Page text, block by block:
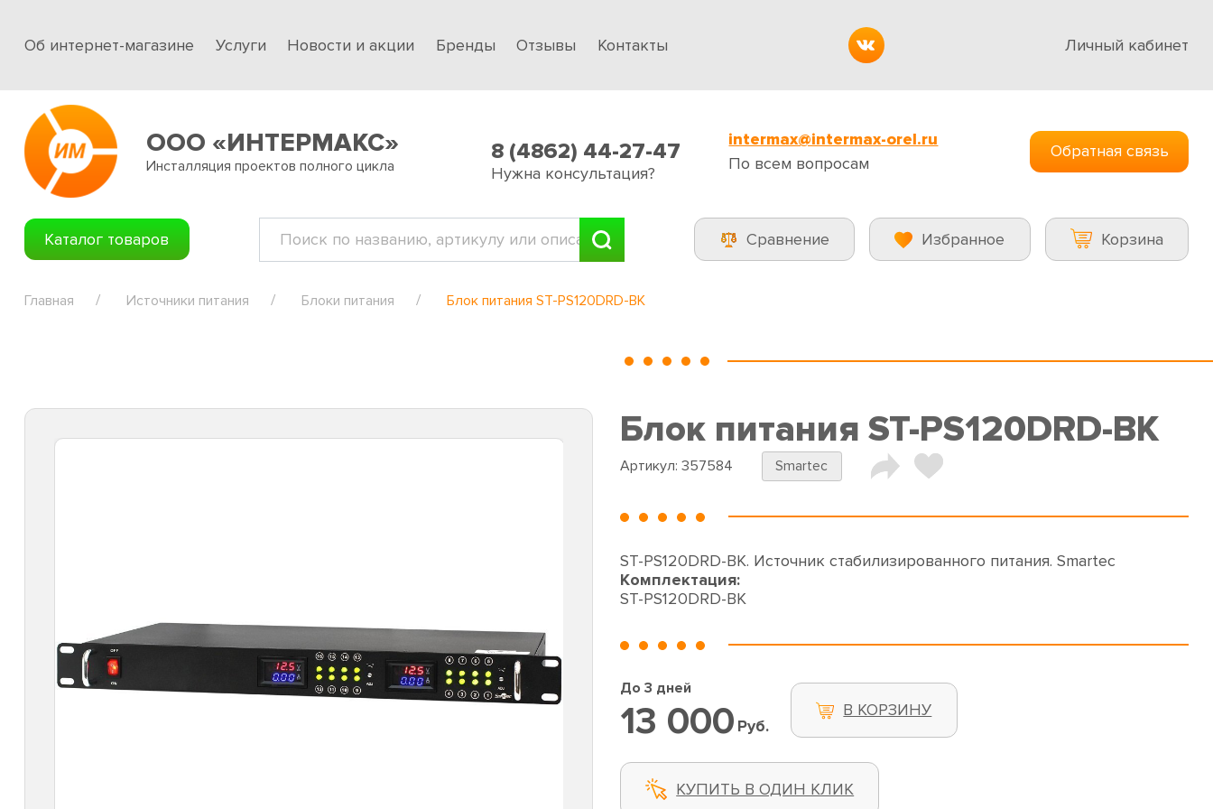
Об интернет-магазине Услуги Новости и акции Бренды Отзывы Контакты Личный кабинет
ООО «ИНТЕРМАКС»
Инсталляция проектов полного цикла
8 (4862) 44-27-47
Нужна консультация?
intermax@intermax-orel.ru
По всем вопросам
Обратная связь
Каталог товаров Сравнение Избранное Корзина
Главная Источники питания Блоки питания Блок питания ST-PS120DRD-BK
Блок питания ST-PS120DRD-BK
Артикул: 357584 Smartec
ST-PS120DRD-BK. Источник стабилизированного питания. Smartec
Комплектация:
ST-PS120DRD-BK
До 3 дней
13 000 Руб.
В КОРЗИНУ
КУПИТЬ В ОДИН КЛИК